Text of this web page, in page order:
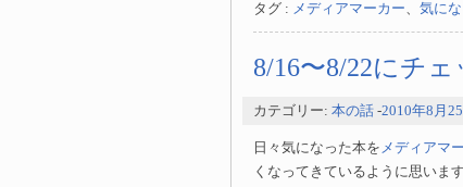
タグ : メディアマーカー、 気に
8/16〜8/22にチ
カテゴリー: 本の話 -2010年8月25
日々気になった本を メディアマ
くなってきているように思いま